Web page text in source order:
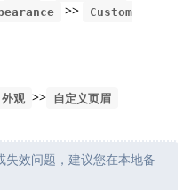
>>
Custom
外观 >> 自定义页眉
效问题，建议您在本地备